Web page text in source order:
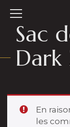
Sac
En
les